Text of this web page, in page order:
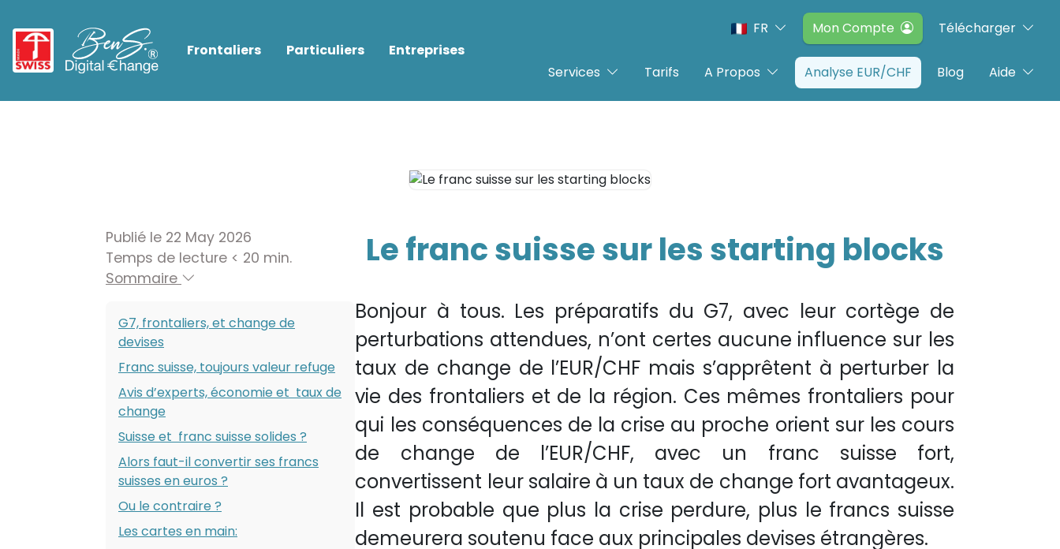
Frontaliers Particuliers
Entreprises
Services
Tarifs A Propos Analyse EUR/CHF Blog Aide
FR Mon Compte Télécharger
Publié le 22 May 2026
Temps de lecture < 20 min.
Sommaire
G7, frontaliers, et change de
devises
Franc suisse, toujours valeur refuge
Avis d’experts, économie et taux de
change
Suisse et franc suisse solides ?
Alors faut-il convertir ses francs
suisses en euros ?
Ou le contraire ?
Les cartes en main:
Le franc suisse sur les starting blocks
Bonjour à tous. Les préparatifs du G7, avec leur cortège de
perturbations attendues, n’ont certes aucune influence sur les
taux de change de l’EUR/CHF mais s’apprêtent à perturber la
vie des frontaliers et de la région. Ces mêmes frontaliers pour
qui les conséquences de la crise au proche orient sur les cours
de change de l’EUR/CHF, avec un franc suisse fort,
convertissent leur salaire à un taux de change fort avantageux.
Il est probable que plus la crise perdure, plus le francs suisse
demeurera soutenu face aux principales devises étrangères.